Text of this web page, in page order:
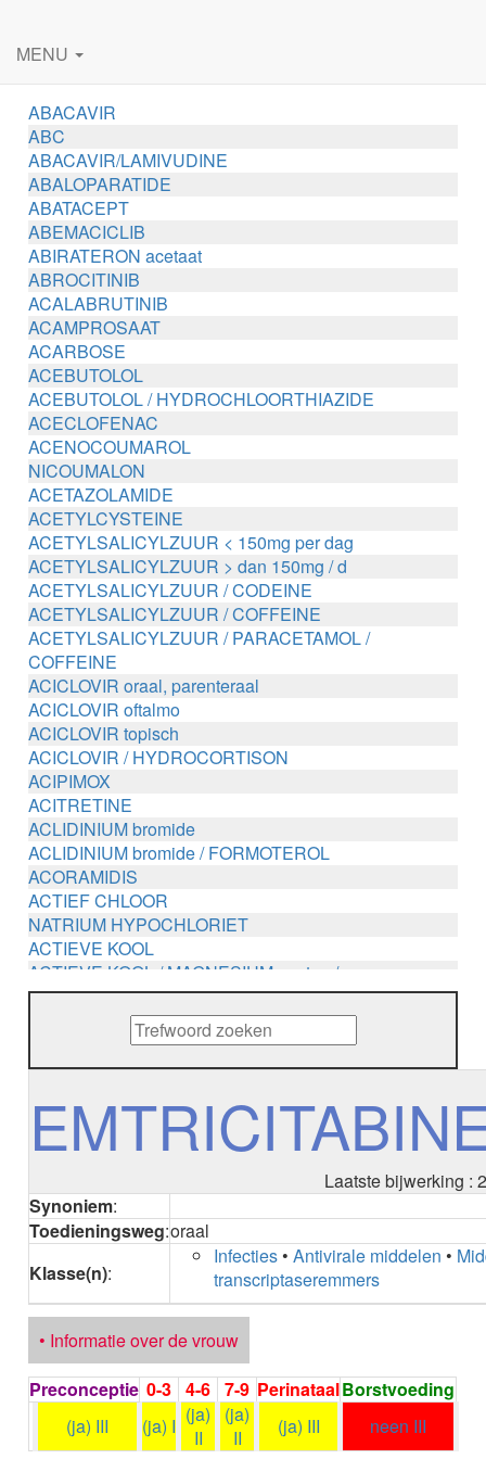
MENU
ABACAVIR
ABC
ABACAVIR/LAMIVUDINE
ABALOPARATIDE
ABATACEPT
ABEMACICLIB
ABIRATERON acetaat
ABROCITINIB
ACALABRUTINIB
ACAMPROSAAT
ACARBOSE
ACEBUTOLOL
ACEBUTOLOL / HYDROCHLOORTHIAZIDE
ACECLOFENAC
ACENOCOUMAROL
NICOUMALON
ACETAZOLAMIDE
ACETYLCYSTEINE
ACETYLSALICYLZUUR < 150mg per dag
ACETYLSALICYLZUUR > dan 150mg / d
ACETYLSALICYLZUUR / CODEINE
ACETYLSALICYLZUUR / COFFEINE
ACETYLSALICYLZUUR / PARACETAMOL /
COFFEINE
ACICLOVIR oraal, parenteraal
ACICLOVIR oftalmo
ACICLOVIR topisch
ACICLOVIR / HYDROCORTISON
ACIPIMOX
ACITRETINE
ACLIDINIUM bromide
ACLIDINIUM bromide / FORMOTEROL
ACORAMIDIS
ACTIEF CHLOOR
NATRIUM HYPOCHLORIET
ACTIEVE KOOL
ACTIEVE KOOL / MAGNESIUM zouten /
METHENAMINE
ADALIMUMAB
ADAPALEEN
ADAPALEEN / BENZOYLPEROXIDE
ADENOSINE
AESCINE
AFLIBERCEPT intravitreaal
AFLIBERCEPT parenteraal
AGALSIDASE bèta
AGOMELATINE
ALBIGLUTIDE
ALBUTREPENONACOG ALFA
Stollingsfactor IX; Factor IX
ALCOHOL
ETHANOL
ALECTINIB
Laatste bijwerking :
Synoniem:
Toedieningsweg:oraal
Klasse(n):
Infecties •Antivirale middelen •
transcriptaseremmers
• Informatie over de vrouw
Preconceptie 0-3 4-6 7-9 PerinataalBorstvoeding
(ja) III
(ja) I (ja)
II
(ja)
II
(ja) III neen III